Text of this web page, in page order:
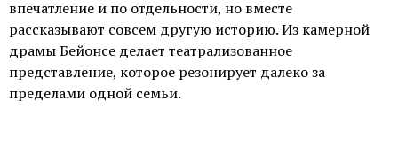
впечатление и по отдельности, но вместе
рассказывают совсем другую историю. Из камерной
драмы Бейонсе делает театрализованное
представление, которое резонирует далеко за
пределами одной семьи.